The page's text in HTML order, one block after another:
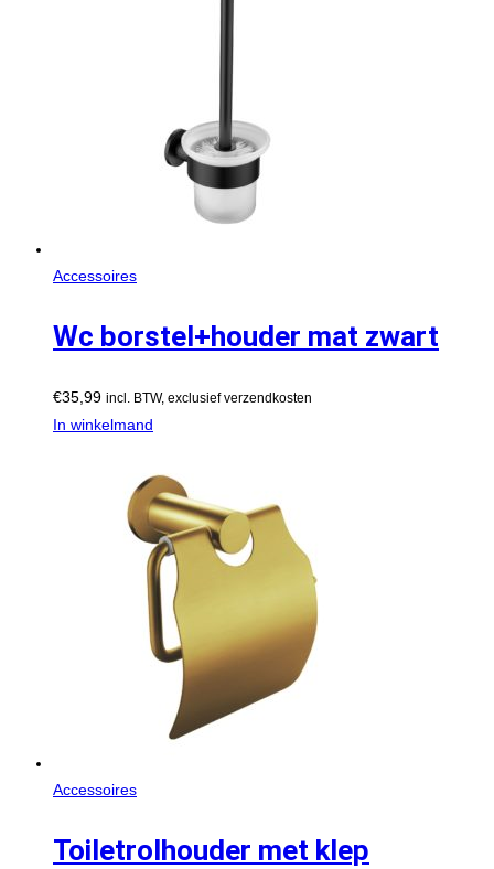
Accessoires
Wc borstel+houder mat zwart
€35,99 incl. BTW, exclusief verzendkosten
In winkelmand
Accessoires
Toiletrolhouder met klep